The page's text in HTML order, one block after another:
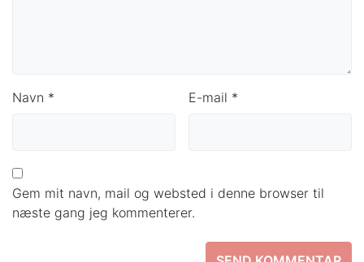
Navn * E-mail *
Gem mit navn, mail og websted i denne browser til
næste gang jeg kommenterer.